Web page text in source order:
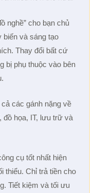
nghề” cho bạn chủ
biến và sáng tạo
Thay đổi bất cứ
bị phụ thuộc vào bên
các gánh nặng về
đồ họa, IT, lưu trữ và
cụ tốt nhất hiện
thiểu. Chỉ trả tiền cho
Tiết kiệm và tối ưu